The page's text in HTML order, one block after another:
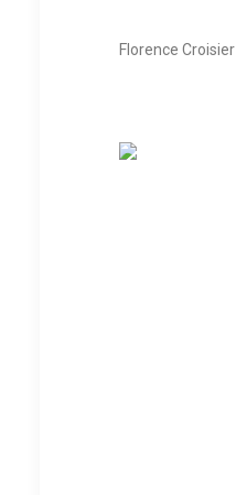
Florence Croisier